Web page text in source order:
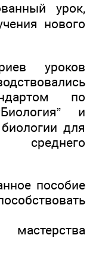
урок,
нового
уроков
по
и
для
среднего
пособие